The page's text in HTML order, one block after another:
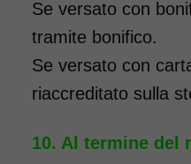
informazioni.
COSTO
da
Se versato con
tramite bonifico.
Se versato con
riaccreditato sulla
Al termine del